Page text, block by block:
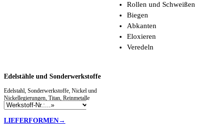
Rollen und Schweißen
Biegen
Abkanten
Eloxieren
Veredeln
Edelstähle und Sonderwerkstoffe
Edelstahl, Sonderwerkstoffe, Nickel und
Nickellegierungen, Titan, Reinmetalle
LIEFERFORMEN→